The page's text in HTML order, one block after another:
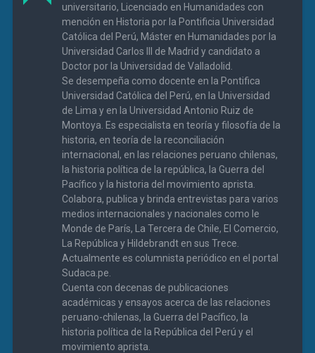
universitario, Licenciado en Humanidades con
mención en Historia por la Pontificia Universidad
Católica del Perú, Máster en Humanidades por la
Universidad Carlos III de Madrid y candidato a
Doctor por la Universidad de Valladolid.
Se desempeña como docente en la Pontifica
Universidad Católica del Perú, en la Universidad
de Lima y en la Universidad Antonio Ruiz de
Montoya. Es especialista en teoría y filosofía de la
historia, en teoría de la reconciliación
internacional, en las relaciones peruano chilenas,
la historia política de la república, la Guerra del
Pacífico y la historia del movimiento aprista.
Colabora, publica y brinda entrevistas para varios
medios internacionales y nacionales como le
Monde de París, La Tercera de Chile, El Comercio,
La República y Hildebrandt en sus Trece.
Actualmente es columnista periódico en el portal
Sudaca.pe.
Cuenta con decenas de publicaciones
académicas y ensayos acerca de las relaciones
peruano-chilenas, la Guerra del Pacífico, la
historia política de la República del Perú y el
movimiento aprista.